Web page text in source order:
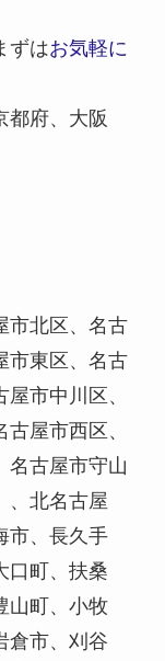
ずはお気軽に
都府、大阪
市北区、名古
市東区、名古
市中川区、
屋市西区、
名古屋市守山
、北名古屋
市、長久手
口町、扶桑
山町、小牧
倉市、刈谷